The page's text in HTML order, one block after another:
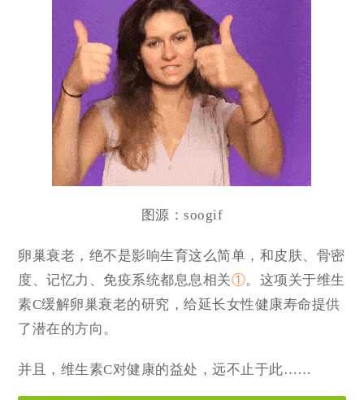
图源：soogif
卵巢衰老，绝不是影响生育这么简单，和皮肤、骨密
度、记忆力、免疫系统都息息相关①。这项关于维生
素C缓解卵巢衰老的研究，给延长女性健康寿命提供
了潜在的方向。
并且，维生素C对健康的益处，远不止于此……